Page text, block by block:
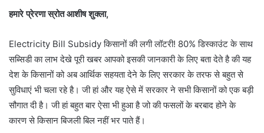
हमारे प्रेरणा स्रोत आशीष शुक्ला,
Electricity Bill Subsidy किसानों की लगी लॉटरी! 80% डिस्काउंट के साथ
सब्सिडी का लाभ देखे पूरी खबर आपको इसकी जानकारी के लिए बता देते है की यह
देश के किसानों को अब आर्थिक सहयता देने के लिए सरकार के तरफ से बहुत से
सुविधाएं भी चला रहे है। जी हां और यह ऐसे में सरकार ने सभी किसानों को एक बड़ी
सौगात दी है। जी हां बहुत बार ऐसा भी हुआ है जो की फसलों के बरबाद होने के
कारण से किसान बिजली बिल नहीं भर पाते हैं।